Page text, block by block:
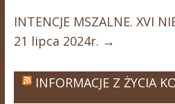
INTENCJE MSZALNE. XVI
21 lipca 2024r. →
INFORMACJE Z ŻYCIA